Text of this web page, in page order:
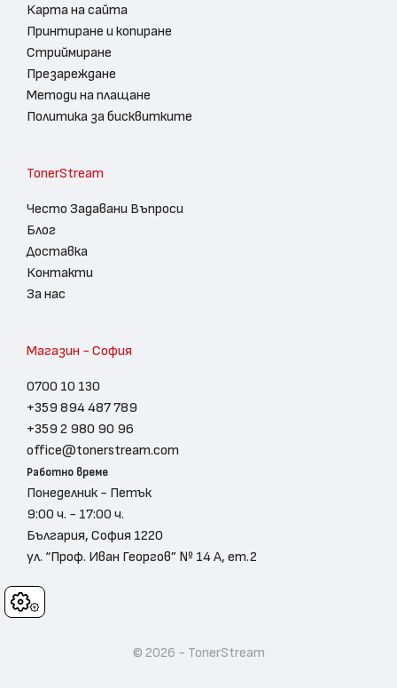
Cookies
Карта на сайта
Принтиране и копиране
Стриймиране
Презареждане
Методи на плащане
Политика за бисквитките
TonerStream
Често Задавани Въпроси
Блог
Доставка
Контакти
За нас
Магазин - София
0700 10 130
+359 894 487 789
+359 2 980 90 96
office@tonerstream.com
Работно време
Понеделник - Петък
9:00 ч. - 17:00 ч.
България, София 1220
ул. “Проф. Иван Георгов” № 14 А, ет.2
© 2026 - TonerStream